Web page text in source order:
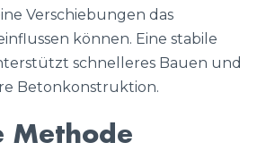
Verschiebungen das
können. Eine stabile
schnelleres Bauen und
Betonkonstruktion.
Methode